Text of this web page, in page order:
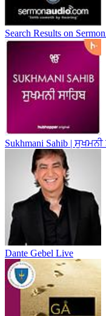
Search Results on
Sukhmani Sahib | ਸੁਖਮਨੀ
Dante Gebel Live